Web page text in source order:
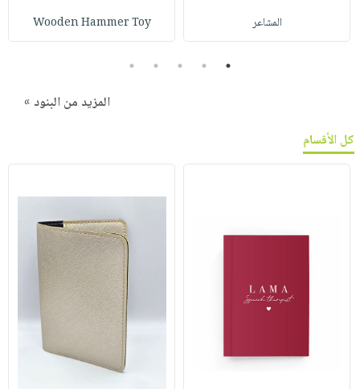
المشاعر Wooden Hammer Toy
1
2
3
4
5
المزيد من البنود »
كل الأقسام